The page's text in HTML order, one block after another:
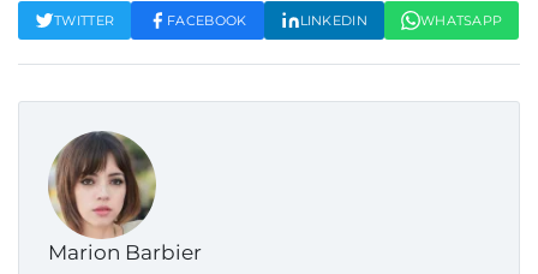
TWITTER FACEBOOK LINKEDIN WHATSAPP
Marion Barbier